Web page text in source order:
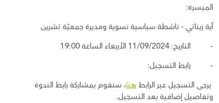
الميسرة:
آية زيناتي - ناشطة سياسية نسوية ومديرة جمعيّة تشرين
- التاريخ: 11/09/2024 الأربعاء الساعة 19:00
- رابط التسجيل:
يرجى التسجيل عبر الرابط هنا، سنقوم بمشاركة رابط الندوة
وتفاصيل إضافية بعد التسجيل.